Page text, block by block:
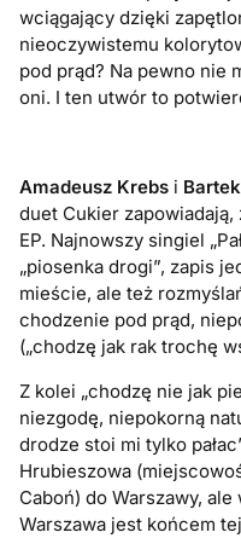
wciągający dzięki
nieoczywistemu
pod prąd? Na pewno nie
oni. I ten utwór to
Amadeusz Krebs i
duet Cukier
EP. Najnowszy singiel
„piosenka drogi”, zapis
mieście, ale też
chodzenie pod prąd,
(„chodzę jak rak trochę
Z kolei „chodzę nie jak
niezgodę, niepokorną
drodze stoi mi tylko
Hrubieszowa
Caboń) do Warszawy,
Warszawa jest końcem